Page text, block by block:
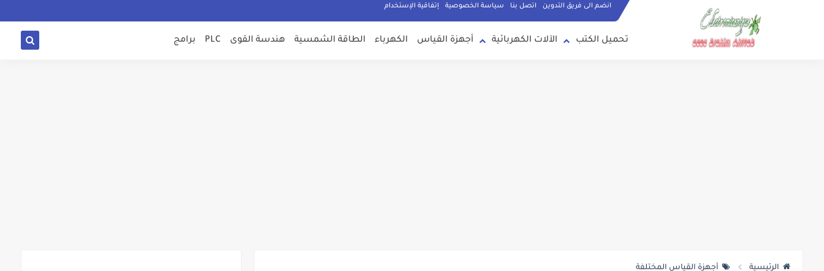
انضم الى فريق التدوين اتصل بنا سياسة الخصوصية إتفاقية الإستخدام
تحميل الكتب الآلات الكهربائية أجهزة القياس الكهرباء الطاقة الشمسية هندسة القوى PLC برامج
الرئيسية أجهزة القياس المختلفة